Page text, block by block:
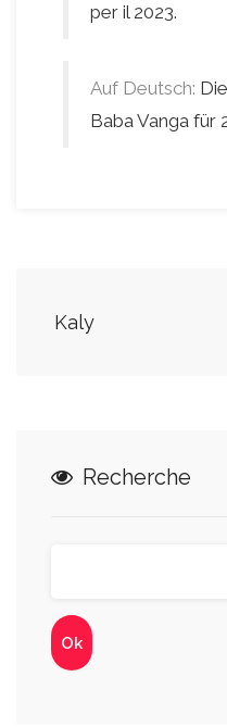
per il 2023.
Auf Deutsch:
Baba Vanga für
Kaly
Recherche